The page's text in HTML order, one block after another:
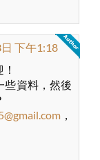
下午1:18
些資料，然後
，